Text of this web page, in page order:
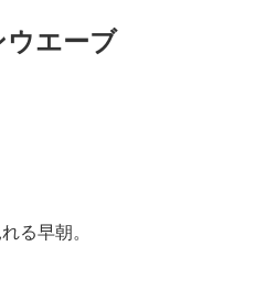
ウエーブ
る早朝。